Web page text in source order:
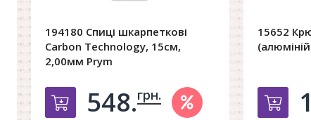
194180 Спиці шкарпеткові
Carbon Technology, 15см,
2,00мм Prym
Добавить в корзину
548.грн.
15652